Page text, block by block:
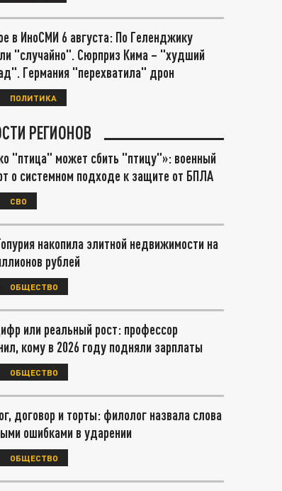
в ИноСМИ 6 августа: По Геленджику
"случайно". Сюрприз Кима – "худший
Германия "перехватила" дрон
ПОЛИТИКА
РЕГИОНОВ
"птица" может сбить "птицу"»: военный
о системном подходе к защите от БПЛА
СВО
накопила элитной недвижимости на
рублей
ОБЩЕСТВО
или реальный рост: профессор
кому в 2026 году подняли зарплаты
ОБЩЕСТВО
договор и торты: филолог назвала слова
ошибками в ударении
ОБЩЕСТВО